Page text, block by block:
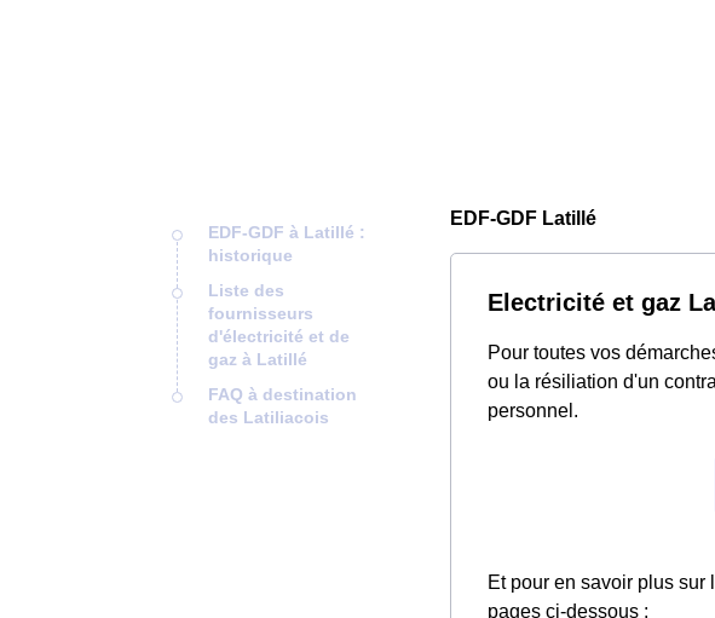
EDF-GDF à Latillé :
historique
Liste des
fournisseurs
d'électricité et de
gaz à Latillé
FAQ à destination
des Latiliacois
EDF-GDF Latillé
Electricité et gaz
Pour toutes vos
ou la résiliation d'un
personnel.
Et pour en savoir plus
pages ci-dessous :